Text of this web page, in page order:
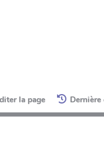
la page